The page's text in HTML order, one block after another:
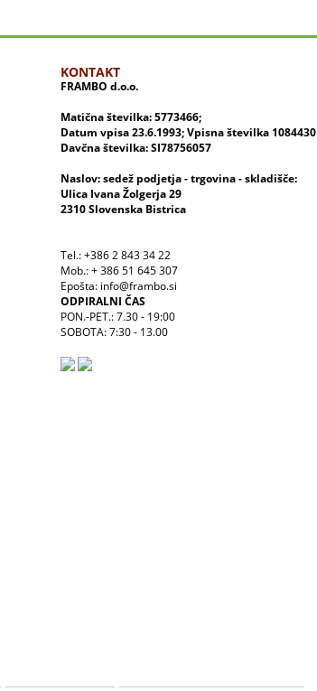
KONTAKT
FRAMBO d.o.o.
Matična številka: 5773466;
Datum vpisa 23.6.1993; Vpisna številka 1084430
Davčna številka: SI78756057
Naslov: sedež podjetja - trgovina - skladišče:
Ulica Ivana Žolgerja 29
2310 Slovenska Bistrica
Tel.: +386 2 843 34 22
Mob.: + 386 51 645 307
Epošta: info@frambo.si
ODPIRALNI ČAS
PON.-PET.: 7.30 - 19:00
SOBOTA: 7:30 - 13.00